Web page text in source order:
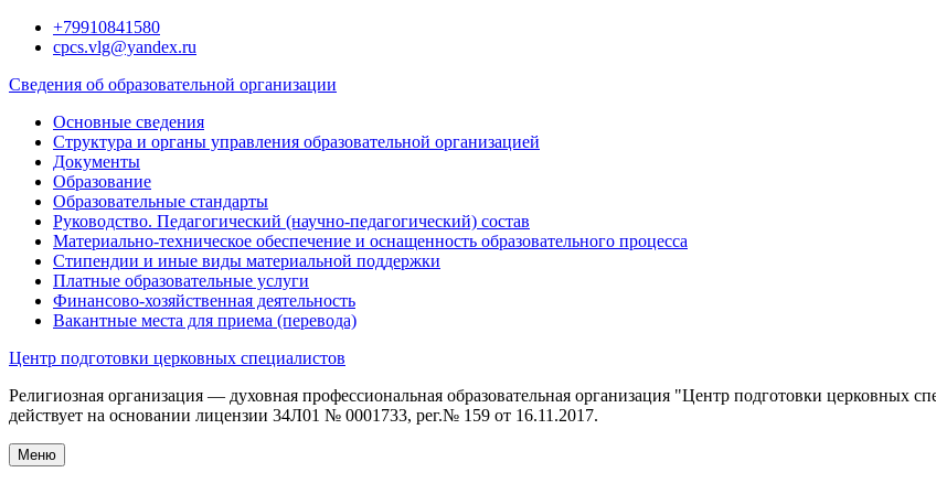
Перейти+79910841580
cpcs.vlg@yandex.ru
Сведения об образовательной организации
Основные сведения
Структура и органы управления образовательной организацией
Документы
Образование
Образовательные стандарты
Руководство. Педагогический (научно-педагогический) состав
Материально-техническое обеспечение и оснащенность образовательного процесса
Стипендии и иные виды материальной поддержки
Платные образовательные услуги
Финансово-хозяйственная деятельность
Вакантные места для приема (перевода)
Центр подготовки церковных специалистов
Религиозная организация — духовная профессиональная образовательная организация "Центр подготовки церковных
действует на основании лицензии 34Л01 № 0001733, рег.№ 159 от 16.11.2017.
Меню